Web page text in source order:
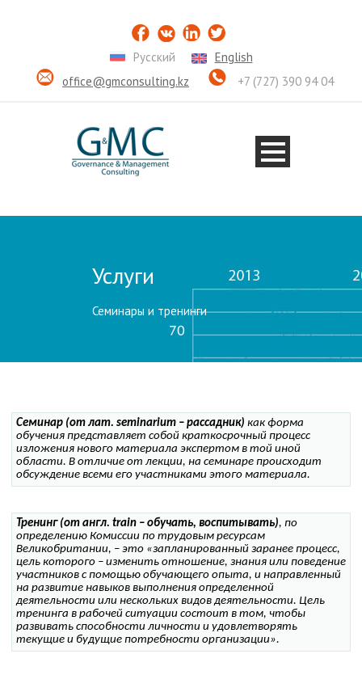
Русский
English
office@gmconsulting.kz
+7 (727) 390 94 04
Услуги
Семинары и тренинги
Семинар (от лат. seminarium – рассадник) как форма
обучения представляет собой краткосрочный процесс
изложения нового материала экспертом в той иной
области. В отличие от лекции, на семинаре происходит
обсуждение всеми его участниками этого материала.
Тренинг (от англ. train – обучать, воспитывать), по
определению Комиссии по трудовым ресурсам
Великобритании, – это «запланированный заранее процесс,
цель которого – изменить отношение, знания или поведение
участников с помощью обучающего опыта, и направленный
на развитие навыков выполнения определенной
деятельности или нескольких видов деятельности. Цель
тренинга в рабочей ситуации состоит в том, чтобы
развивать способности личности и удовлетворять
текущие и будущие потребности организации».